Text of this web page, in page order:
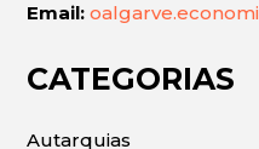
Email:
CATEGORIAS
Autarquias